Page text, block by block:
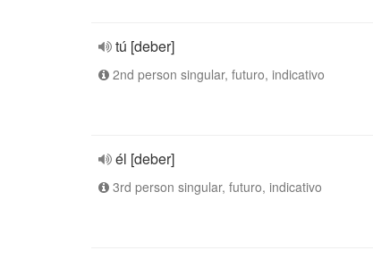
tú [deber]
2nd person singular, futuro, indicativo
él [deber]
3rd person singular, futuro, indicativo